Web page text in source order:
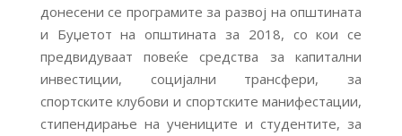
донесени се програмите за развој на општината
и Буџетот на општината за 2018, со кои се
предвидуваат повеќе средства за капитални
инвестиции, социјални трансфери, за
спортските клубови и спортските манифестации,
стипендирање на учениците и студентите, за